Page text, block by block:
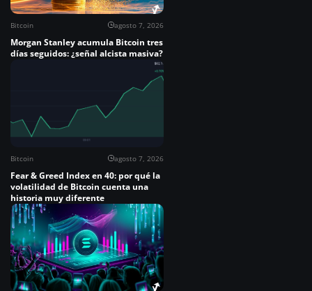
Bitcoin agosto 7, 2026
Morgan Stanley acumula Bitcoin tres
días seguidos: ¿señal alcista masiva?
Bitcoin agosto 7, 2026
Fear & Greed Index en 40: por qué la
volatilidad de Bitcoin cuenta una
historia muy diferente